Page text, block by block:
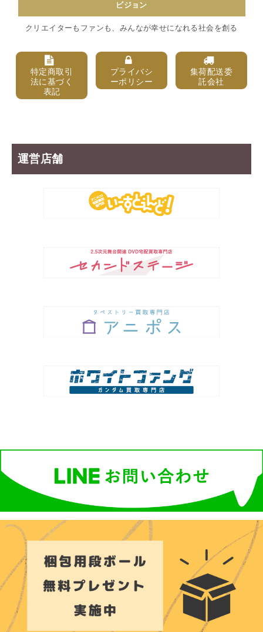
ビジョン
クリエイターもファンも、みんなが幸せになれる社会を創る
特定商取引
法に基づく
表記
プライバシ
ーポリシー
集荷配送委
託会社
運営店舗